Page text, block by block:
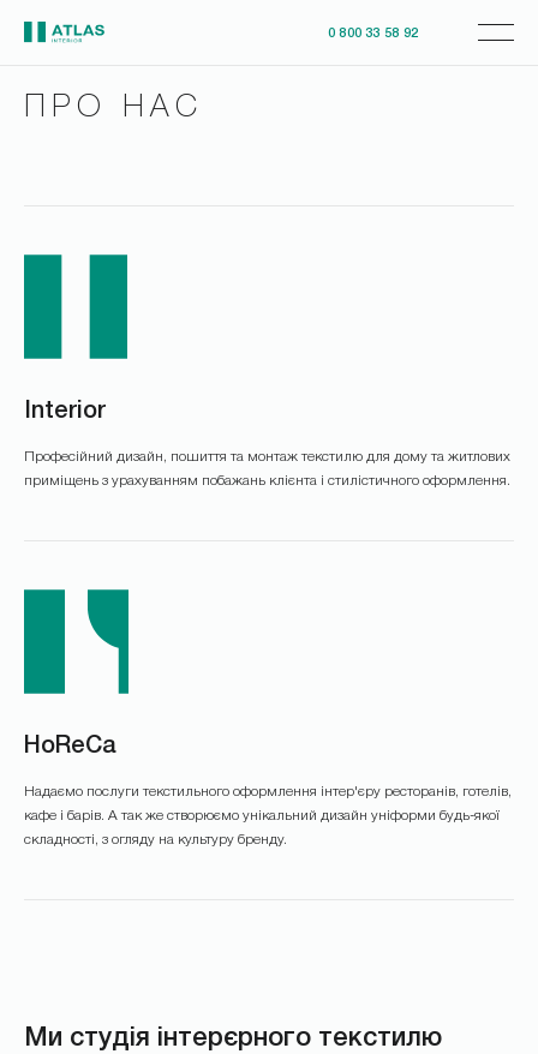
0 800 33 58 92
ПРО НАС
Interior
Професійний дизайн, пошиття та монтаж текстилю для дому та житлових
приміщень з урахуванням побажань клієнта і стилістичного оформлення.
HoReCa
Надаємо послуги текстильного оформлення інтер'єру ресторанів, готелів,
кафе і барів. А так же створюємо унікальний дизайн уніформи будь-якої
складності, з огляду на культуру бренду.
Ми студія інтерєрного текстилю